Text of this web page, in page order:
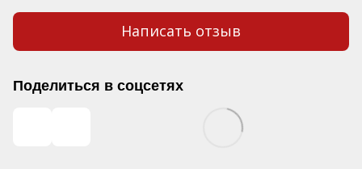
Написать отзыв
Поделиться в соцсетях